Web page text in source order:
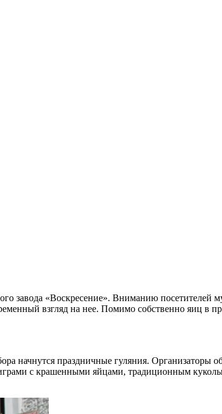
завода «Воскресение». Вниманию посетителей
взгляд на нее. Помимо собственно яиц в
начнутся праздничные гуляния. Организаторы
с крашенными яйцами, традиционным